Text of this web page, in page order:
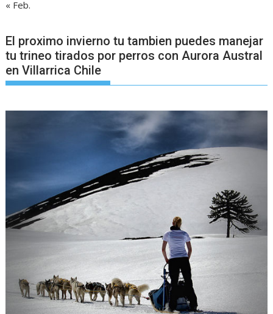
« Feb.
El proximo invierno tu tambien puedes manejar
tu trineo tirados por perros con Aurora Austral
en Villarrica Chile